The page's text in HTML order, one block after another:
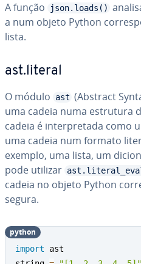
A função json.loads()
a num objeto Python
lista.
ast.literal
O módulo ast (Abstract
uma cadeia numa estrutura
cadeia é in­ter­pre­tada como
uma cadeia num formato
exemplo, uma lista, um
pode utilizar
cadeia no objeto Python
segura.
import ast
python